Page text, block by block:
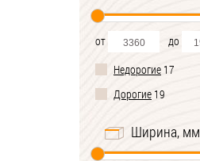
от
до
Недорогие 17
Дорогие 19
Ширина, мм